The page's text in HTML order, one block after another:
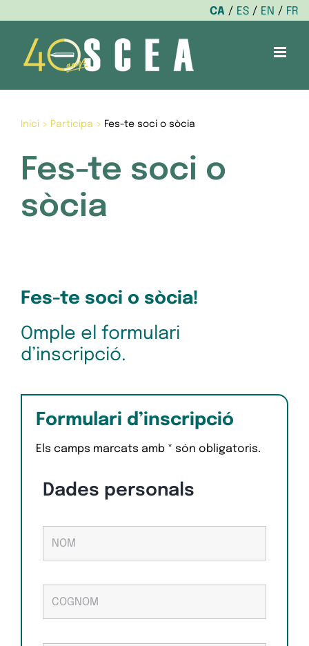
CA ES EN
FR
content
Inici> Participa > Fes-te soci o sòcia
Fes-te soci o
sòcia
Fes-te soci o sòcia!
Omple el formulari
d’inscripció.
Formulari d’inscripció
Els camps marcats amb * són obligatoris.
Dades personals